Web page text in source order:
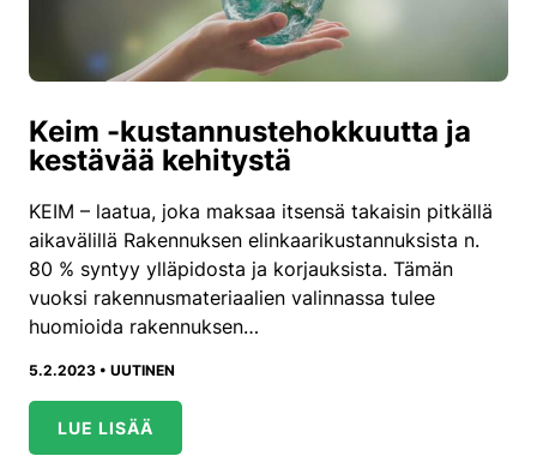
Keim -kustannustehokkuutta ja
kestävää kehitystä
KEIM – laatua, joka maksaa itsensä takaisin pitkällä
aikavälillä Rakennuksen elinkaarikustannuksista n.
80 % syntyy ylläpidosta ja korjauksista. Tämän
vuoksi rakennusmateriaalien valinnassa tulee
huomioida rakennuksen…
5.2.2023 • UUTINEN
LUE LISÄÄ